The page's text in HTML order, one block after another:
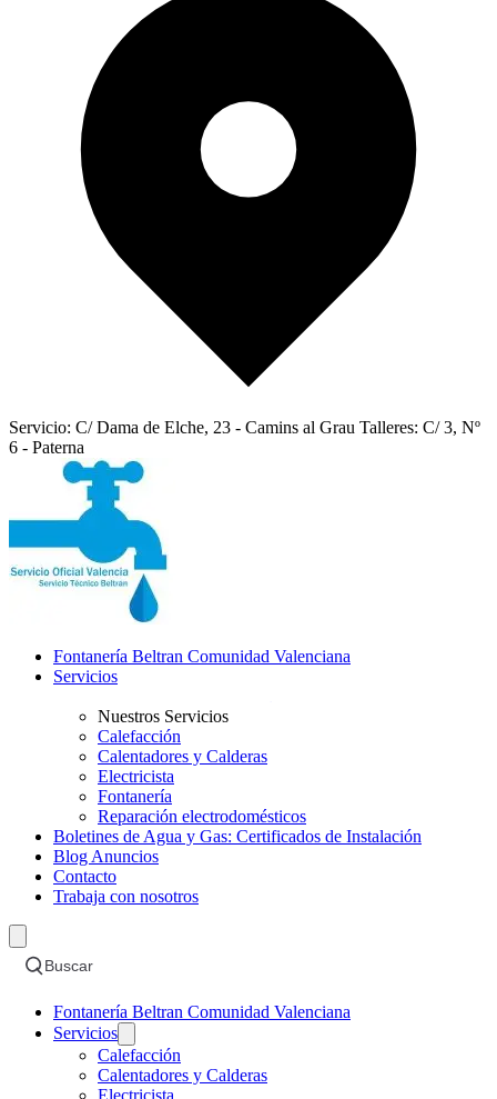
Servicio: C/ Dama de Elche, 23 - Camins al Grau Talleres: C/ 3, Nº
6 - Paterna
Fontanería Beltran Comunidad Valenciana
Servicios
Nuestros Servicios
Calefacción
Calentadores y Calderas
Electricista
Fontanería
Reparación electrodomésticos
Boletines de Agua y Gas: Certificados de Instalación
Blog Anuncios
Contacto
Trabaja con nosotros
Buscar
Fontanería Beltran Comunidad Valenciana
Servicios
Calefacción
Calentadores y Calderas
Electricista